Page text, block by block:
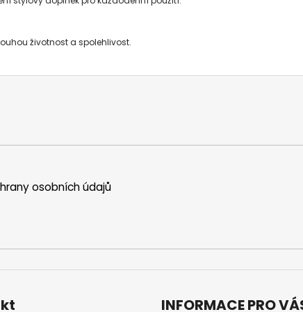
životnost a spolehlivost.
osobních údajů
INFORMACE PRO